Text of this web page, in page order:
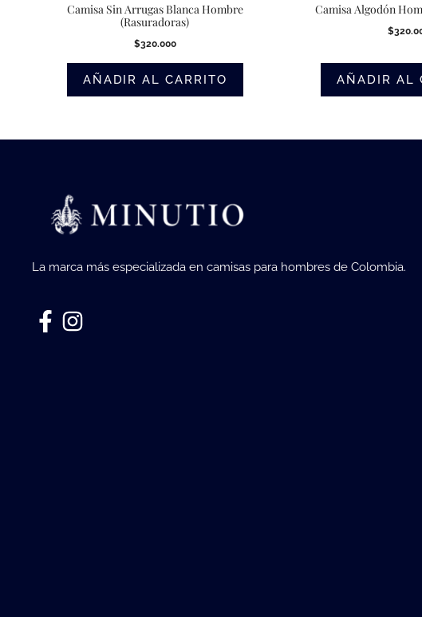
Camisa Sin Arrugas Blanca Hombre
(Rasuradoras)
$320.000
AÑADIR AL CARRITO
Camisa Algodón
$
AÑADIR AL
La marca más especializada en camisas para hombres de Colombia.